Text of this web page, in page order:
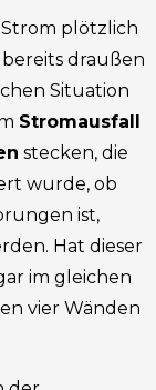
plötzlich
draußen
Situation
Stromausfall
stecken, die
wurde, ob
ist,
Hat dieser
im gleichen
vier Wänden